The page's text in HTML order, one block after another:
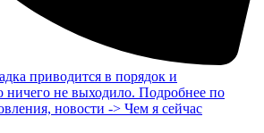
приводится в порядок и
ничего не выходило. Подробнее по
новости -> Чем я сейчас